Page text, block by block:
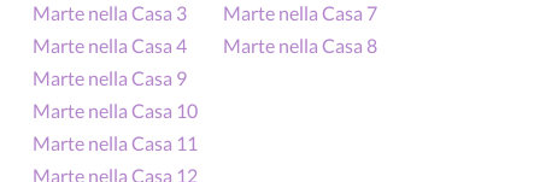
Marte nella Casa 3
Marte nella Casa 4
Marte nella Casa 7
Marte nella Casa 8
Marte nella Casa 9
Marte nella Casa 10
Marte nella Casa 11
Marte nella Casa 12